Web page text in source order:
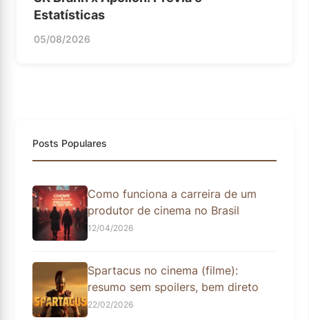
Estatísticas
05/08/2026
Posts Populares
Como funciona a carreira de um
produtor de cinema no Brasil
12/04/2026
Spartacus no cinema (filme):
resumo sem spoilers, bem direto
22/02/2026